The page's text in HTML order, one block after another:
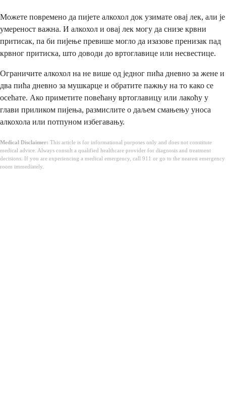
Можете повремено да пијете алкохол док узимате овај лек, али је
умереност важна. И алкохол и овај лек могу да снизе крвни
притисак, па би пијење превише могло да изазове пренизак пад
крвног притиска, што доводи до вртоглавице или несвестице.
Ограничите алкохол на не више од једног пића дневно за жене и
два пића дневно за мушкарце и обратите пажњу на то како се
осећате. Ако приметите повећану вртоглавицу или лакоћу у
глави приликом пијења, размислите о даљем смањењу уноса
алкохола или потпуном избегавању.
Medical Disclaimer: This article is for informational purposes only and does not constitute
medical advice. Always consult a qualified healthcare provider for diagnosis and treatment
decisions. If you are experiencing a medical emergency, call 911 or go to the nearest emergency
room immediately.